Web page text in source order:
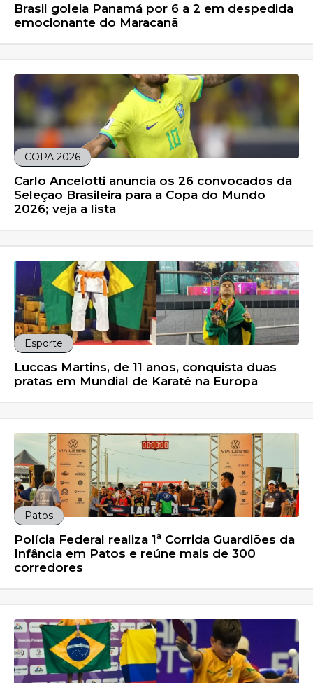
Brasil goleia Panamá por 6 a 2 em despedida
emocionante do Maracanã
COPA 2026
Carlo Ancelotti anuncia os 26 convocados da
Seleção Brasileira para a Copa do Mundo
2026; veja a lista
Esporte
Luccas Martins, de 11 anos, conquista duas
pratas em Mundial de Karatê na Europa
Patos
Polícia Federal realiza 1ª Corrida Guardiões da
Infância em Patos e reúne mais de 300
corredores